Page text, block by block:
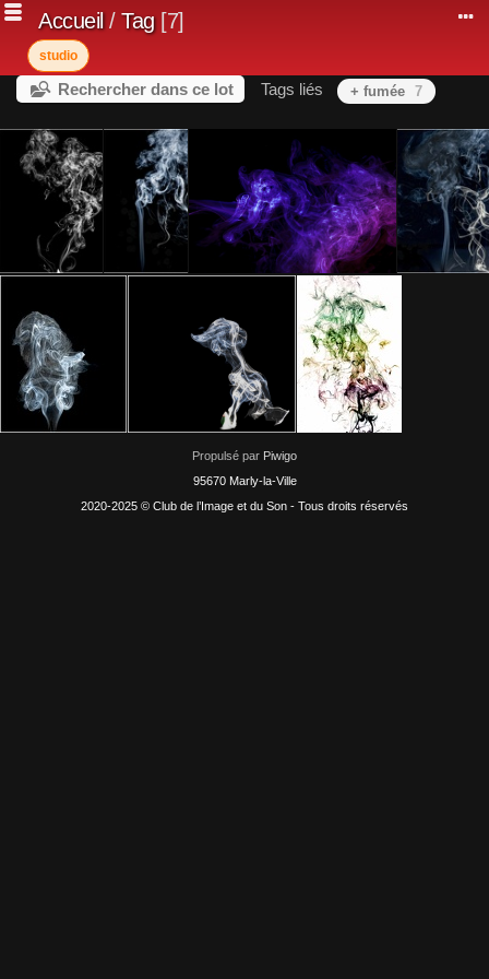
Accueil/ Tag 7
studio
Rechercher dans ce lot Tags liés + fumée 7
Propulsé par Piwigo
95670 Marly-la-Ville
2020-2025 © Club de l’Image et du Son - Tous droits réservés